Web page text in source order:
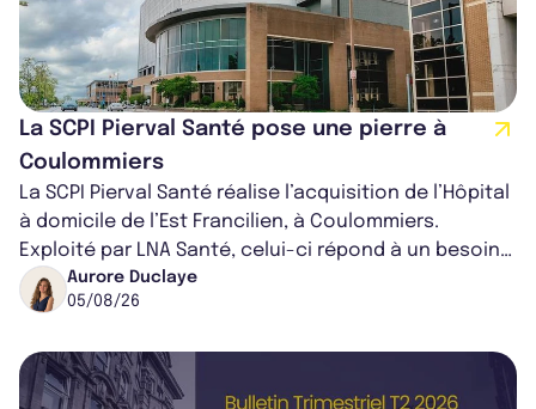
La SCPI Pierval Santé pose une pierre à
Coulommiers
La SCPI Pierval Santé réalise l’acquisition de l’Hôpital
à domicile de l’Est Francilien, à Coulommiers.
Exploité par LNA Santé, celui-ci répond à un besoin
médical croissant, qui s...
Aurore Duclaye
05/08/26